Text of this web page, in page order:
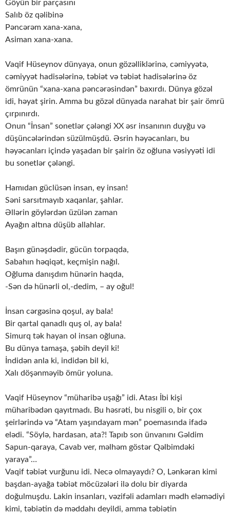
Göyün bir parçasını
Salıb öz qəlibinə
Pəncərəm xana-xana,
Asiman xana-xana.
Vaqif Hüseynov dünyaya, onun gözəlliklərinə, cəmiyyətə,
cəmiyyət hadisələrinə, təbiət və təbiət hadisələrinə öz
ömrünün “xana-xana pəncərəsindən” baxırdı. Dünya gözəl
idi, həyat şirin. Amma bu gözəl dünyada narahat bir şair ömrü
çırpınırdı.
Onun “İnsan” sonetlər çələngi XX əsr insanının duyğu və
düşüncələrindən süzülmüşdü. Əsrin həyəcanları, bu
həyəcanları içində yaşadan bir şairin öz oğluna vəsiyyəti idi
bu sonetlər çələngi.
Hamıdan güclüsən insan, ey insan!
Səni sarsıtmayıb xaqanlar, şahlar.
Əllərin göylərdən üzülən zaman
Ayağın altına düşüb allahlar.
Başın günəşdədir, gücün torpaqda,
Sabahın həqiqət, keçmişin nağıl.
Oğluma danışdım hünərin haqda,
-Sən də hünərli ol,-dedim, – ay oğul!
İnsan cərgəsinə qoşul, ay bala!
Bir qartal qanadlı quş ol, ay bala!
Simurq tək hayan ol insan oğluna.
Bu dünya tamaşa, şəbih deyil ki!
İndidən anla ki, indidən bil ki,
Xalı döşənməyib ömür yoluna.
Vaqif Hüseynov “müharibə uşağı” idi. Atası İbi kişi
müharibədən qayıtmadı. Bu həsrəti, bu nisgili o, bir çox
şeirlərində və “Atam yaşındayam mən” poemasında ifadə
elədi. “Söylə, hardasan, ata?! Tapıb son ünvanını Gəldim
Sapun-qaraya, Cavab ver, məlhəm göstər Qəlbimdəki
yaraya”…
Vaqif təbiət vurğunu idi. Necə olmayaydı? O, Lənkəran kimi
başdan-ayağa təbiət möcüzələri ilə dolu bir diyarda
doğulmuşdu. Lakin insanları, vəzifəli adamları mədh eləmədiyi
kimi, təbiətin də məddahı deyildi, amma təbiətin